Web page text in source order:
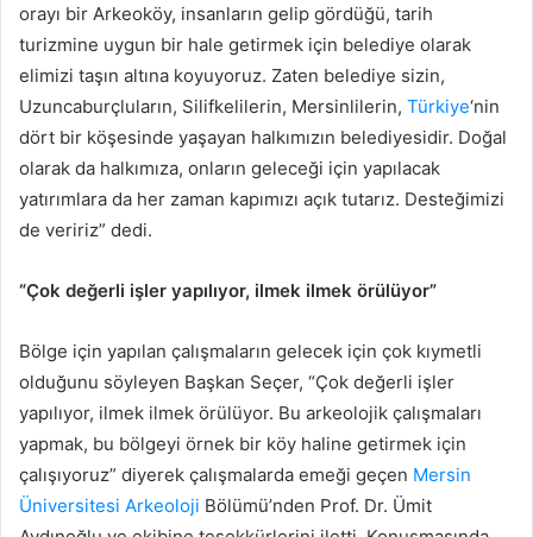
orayı bir Arkeoköy, insanların gelip gördüğü, tarih
turizmine uygun bir hale getirmek için belediye olarak
elimizi taşın altına koyuyoruz. Zaten belediye sizin,
Uzuncaburçluların, Silifkelilerin, Mersinlilerin, Türkiye‘nin
dört bir köşesinde yaşayan halkımızın belediyesidir. Doğal
olarak da halkımıza, onların geleceği için yapılacak
yatırımlara da her zaman kapımızı açık tutarız. Desteğimizi
de veririz” dedi.
“Çok değerli işler yapılıyor, ilmek ilmek örülüyor”
Bölge için yapılan çalışmaların gelecek için çok kıymetli
olduğunu söyleyen Başkan Seçer, “Çok değerli işler
yapılıyor, ilmek ilmek örülüyor. Bu arkeolojik çalışmaları
yapmak, bu bölgeyi örnek bir köy haline getirmek için
çalışıyoruz” diyerek çalışmalarda emeği geçen Mersin
Üniversitesi Arkeoloji Bölümü’nden Prof. Dr. Ümit